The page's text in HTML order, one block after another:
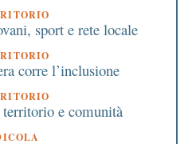
sport e rete locale
corre l’inclusione
e comunità